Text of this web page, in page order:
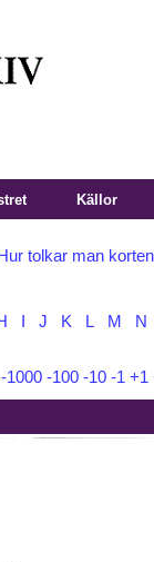
Källor
Hur tolkar man
J K L M N
-1000 -100 -10 -1 +1